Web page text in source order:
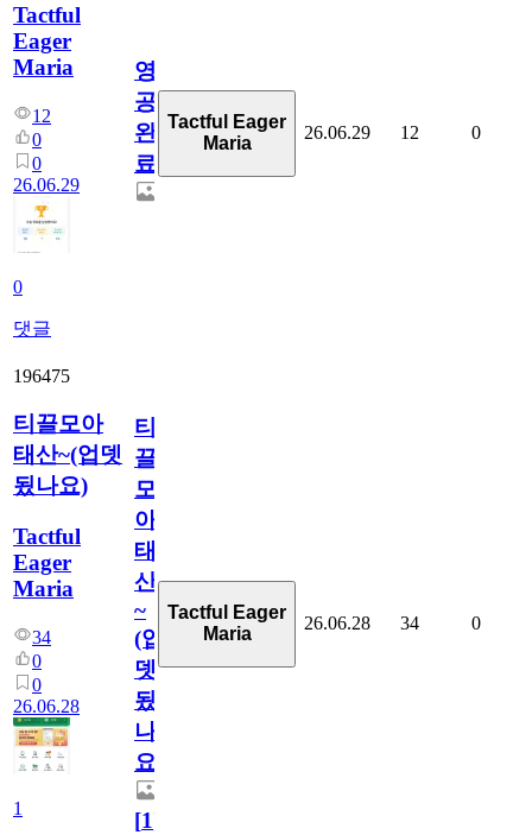
Tactful
Eager
Maria
12
0
0
26.06.29
0
댓글
영
공
완
료
Tactful Eager
Maria
26.06.29 12 0
196475
티끌모아
태산~(업뎃
됬나요)
Tactful
Eager
Maria
34
0
0
26.06.28
1
티
끌
모
아
태
산
~
(업
뎃
됬
나
요)
[1]
Tactful Eager
Maria
26.06.28 34 0